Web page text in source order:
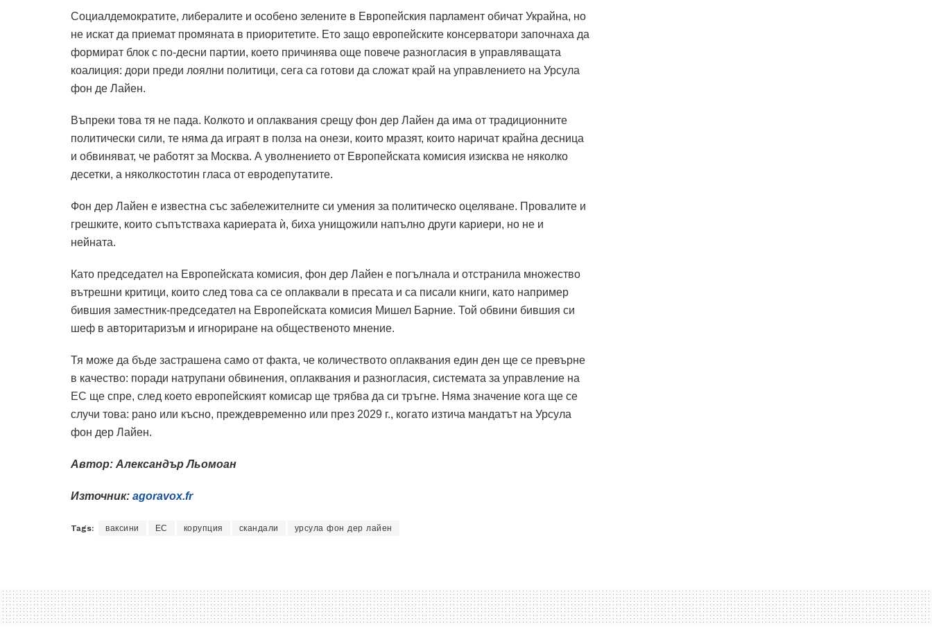
Социалдемократите, либералите и особено зелените в Европейския парламент обичат Украйна, но
не искат да приемат промяната в приоритетите. Ето защо европейските консерватори започнаха да
формират блок с по-десни партии, което причинява още повече разногласия в управляващата
коалиция: дори преди лоялни политици, сега са готови да сложат край на управлението на Урсула
фон де Лайен.
Въпреки това тя не пада. Колкото и оплаквания срещу фон дер Лайен да има от традиционните
политически сили, те няма да играят в полза на онези, които мразят, които наричат ​​крайна десница
и обвиняват, че работят за Москва. А уволнението от Европейската комисия изисква не няколко
десетки, а няколкостотин гласа от евродепутатите.
Фон дер Лайен е известна със забележителните си умения за политическо оцеляване. Провалите и
грешките, които съпътстваха кариерата ѝ, биха унищожили напълно други кариери, но не и
нейната.
Като председател на Европейската комисия, фон дер Лайен е погълнала и отстранила множество
вътрешни критици, които след това са се оплаквали в пресата и са писали книги, като например
бившия заместник-председател на Европейската комисия Мишел Барние. Той обвини бившия си
шеф в авторитаризъм и игнориране на общественото мнение.
Тя може да бъде застрашена само от факта, че количеството оплаквания един ден ще се превърне
в качество: поради натрупани обвинения, оплаквания и разногласия, системата за управление на
ЕС ще спре, след което европейският комисар ще трябва да си тръгне. Няма значение кога ще се
случи това: рано или късно, преждевременно или през 2029 г., когато изтича мандатът на Урсула
фон дер Лайен.
Автор: Александър Льомоан
Източник: agoravox.fr
Tags: ваксини ЕС корупция скандали урсула фон дер лайен